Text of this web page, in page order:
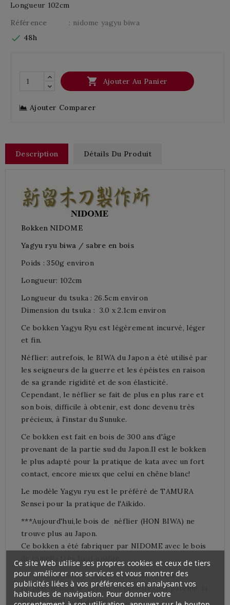
Longueur 102cm
Référence
: nidome yagyu biwa
 48h
 Ajouter Au Panier
Ajouter Comparer
Description Détails Du Produit
Bokken NIDOME
Yagyu ryu biwa / sabre en bois
Poids : 350g environ
Longueur: 102cm
Longueur du tsuka : 26.5cm environ
Dimension du tsuka : 3.0 x 2.1cm environ
Ce bokken Yagyu Ryu est légèrement incurvé, léger
et fin.
Néflier: autrefois, le BIWA du Japon a été utilisé par
les seigneurs de la guerre et les épéistes en raison
de sa grande rigidité et de son élasticité.
Cependant, le néflier se fait de plus en plus rare et
son bois, difficile à obtenir,est donc devenu très
précieux, à l'instar du Sunuke.
Ce bokken est fait en bois de300 ans d'âge
provenant de la partie sud du Japon.Il est le bokken
le plus adapté pour la pratique de kata avec un fort
contact, encore mieux que celui en chêne blanc!
Le modèle Yagyu ryu est le préféré de TAMURA
Sensei pour la pratique de l'Aikido.
***Aujourd'hui,le bois de néflier (HON BIWA) ne
trouve plus au Japon.
Ce bokken a été fabriquer par NIDOME avec le bois
de camélia très haut qualité.
Ce camelia aussi, le bois est plus de 300ans.
Le prix de bois de néflier et camélia sont pareille, la
qualité aussi sont autant.
Ce site Web utilise ses propres cookies et ceux de tiers
pour améliorer nos services et vous montrer des
publicités liées à vos préférences en analysant vos
habitudes de navigation. Pour donner votre